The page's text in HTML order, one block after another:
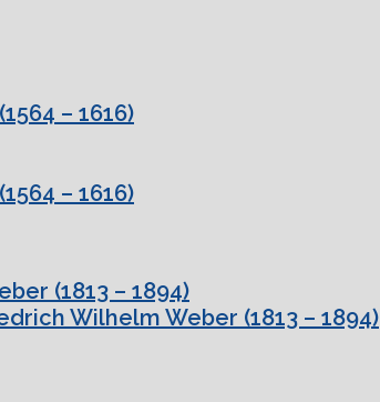
– 1616)
– 1616)
(1813 – 1894)
Wilhelm Weber (1813 – 1894)